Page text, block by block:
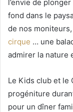
l’envie de
fond dans le
de nos
cirque … une
admirer la nature
Le Kids club et le
progéniture
pour un dîner